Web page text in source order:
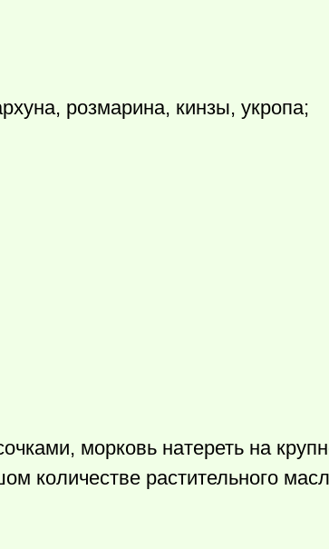
роз­марина, кин­зы, укропа;
­морковь натереть на
количестве­ растительн­ого